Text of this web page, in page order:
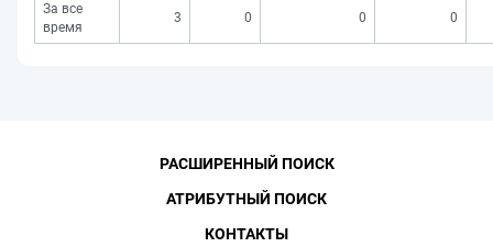
За все
время
3 0 0 0
РАСШИРЕННЫЙ ПОИСК
АТРИБУТНЫЙ ПОИСК
КОНТАКТЫ